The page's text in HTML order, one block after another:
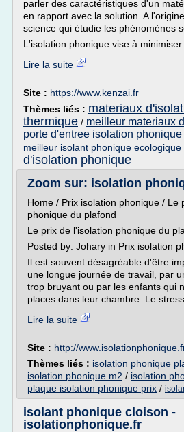
parler des caractéristiques d'un
en rapport avec la solution. A
science qui étudie les phénomènes
L'isolation phonique vise à minimiser
Lire la suite
Site : https://www.kenzai.fr
Thèmes liés : materiaux
thermique / meilleur materiaux
porte d'entree isolation
meilleur isolant phonique ecologique
d'isolation phonique
Zoom sur: isolation
Home / Prix isolation phonique / Le
phonique du plafond
Le prix de l'isolation phonique du
Posted by: Johary in Prix isolation
Il est souvent désagréable d'être
une longue journée de travail, par
trop bruyant ou par les enfants qui
places dans leur chambre. Le
Lire la suite
Site : http://
Thèmes liés : isolation phonique
isolation phonique m2 / isolation
plaque isolation phonique prix /
isolant phonique cloison -
isolationphonique.fr